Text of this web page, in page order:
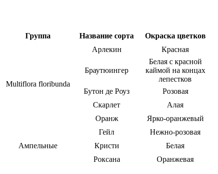
Группа Название сорта Окраска цветков
Multiflora floribunda
Арлекин Красная
Браутюингер
Белая с красной
каймой на концах
лепестков
Бутон де Роуз
Розовая
Скарлет
Алая
Оранж
Ярко-оранжевый
Ампельные
Гейл
Нежно-розовая
Кристи
Белая
Роксана
Оранжевая